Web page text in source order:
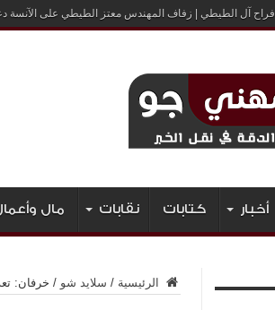
أفراح آل الطيطي | زفاف المهندس معتز الطيطي على الآنسة
أخبار كتابات نقابات مال
الرئيسية / سلايد شو / خرفان: